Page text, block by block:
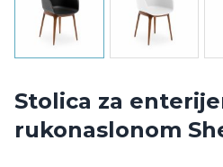
Stolica za
rukonaslonom